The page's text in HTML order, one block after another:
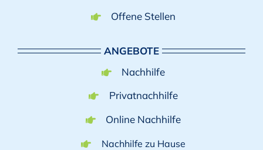
Offene Stellen
ANGEBOTE
Nachhilfe
Privatnachhilfe
Online Nachhilfe
Nachhilfe zu Hause